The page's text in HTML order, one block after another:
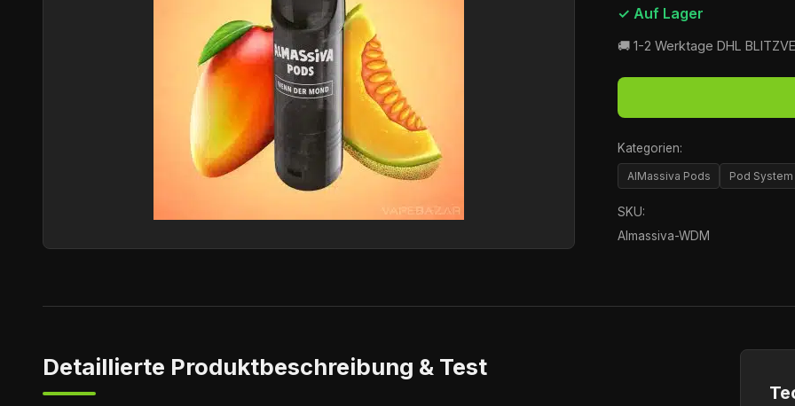
✓ Auf Lager
🚚 1-2 Werktage DHL
Kategorien:
AlMassiva Pods Pod System
SKU:
Almassiva-WDM
Detaillierte Produktbeschreibung & Test